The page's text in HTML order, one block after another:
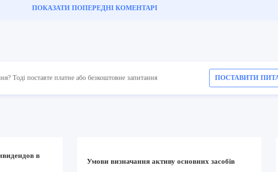
ПОКАЗАТИ ПОПЕРЕДНІ КОМЕНТАРІ
Тоді поставте платне або безкоштовне запитання ПОСТАВИТИ
в
Умови визначання активу основних засобів